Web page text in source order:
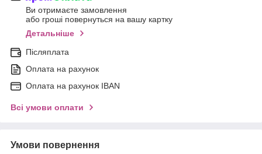
Ви отримаєте замовлення
або гроші повернуться на вашу картку
Детальніше
Післяплата
Оплата на рахунок
Оплата на рахунок IBAN
Всі умови оплати
Умови повернення